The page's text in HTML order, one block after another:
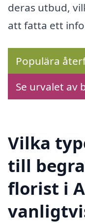
deras utbud,
att fatta ett
Populära
Se urvalet av
Vilka
till
florist i